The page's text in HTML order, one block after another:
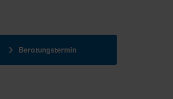
Beratungstermin